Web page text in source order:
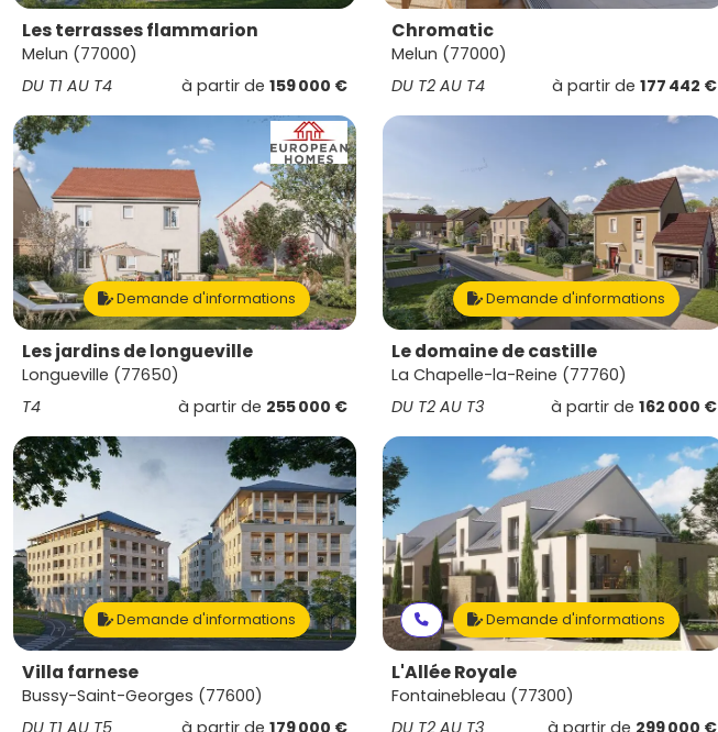
Les terrasses flammarion
Melun (77000)
DU T1 AU T4
à partir de 159 000 €
Chromatic
Melun (77000)
DU T2 AU T4
à partir de 177 442 €
Demande d'informations
Les jardins de longueville
Longueville (77650)
T4
à partir de 255 000 €
Demande d'informations
Le domaine de castille
La Chapelle-la-Reine (77760)
DU T2 AU T3
à partir de 162 000 €
Demande d'informations
Villa farnese
Bussy-Saint-Georges (77600)
DU T1 AU T5
à partir de 179 000 €
Demande d'informations
L'Allée Royale
Fontainebleau (77300)
DU T2 AU T3
à partir de 299 000 €